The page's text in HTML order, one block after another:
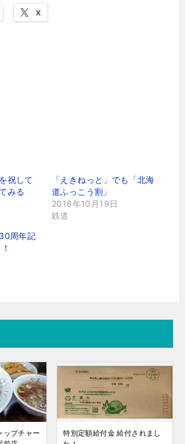
X
祝して
みる
「えきねっと」でも「北海
道ふっこう割」
2018年10月19日
鉄道
周年記
ップチャー
特別定額給付金 給付されまし